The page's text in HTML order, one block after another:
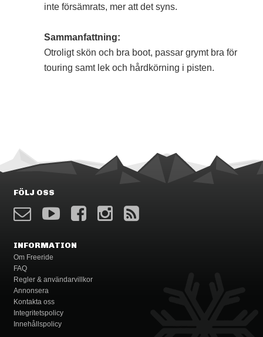
inte försämrats, mer att det syns.
Sammanfattning:
Otroligt skön och bra boot, passar grymt bra för
touring samt lek och hårdkörning i pisten.
FÖLJ OSS
INFORMATION
Om Freeride
FAQ
Regler & användarvillkor
Annonsera
Kontakta oss
Integritetspolicy
Innehållspolicy